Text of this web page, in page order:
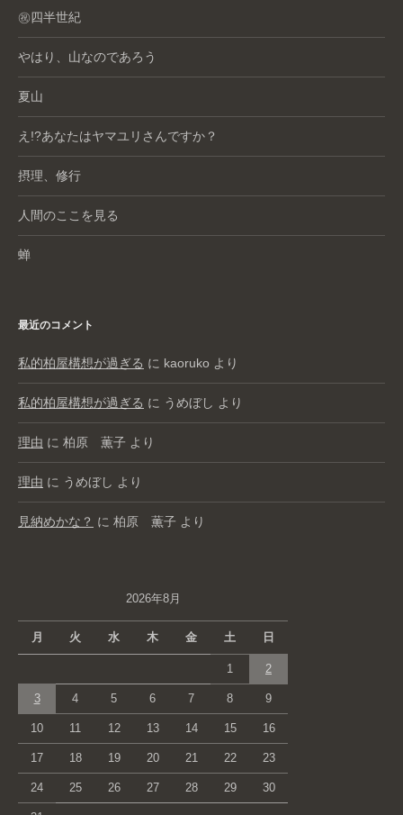
㊗️四半世紀
やはり、山なのであろう
夏山
え!?あなたはヤマユリさんですか？
摂理、修行
人間のここを見る
蝉
最近のコメント
私的柏屋構想が過ぎる に kaoruko より
私的柏屋構想が過ぎる に うめぼし より
理由 に 柏原 薫子 より
理由 に うめぼし より
見納めかな？ に 柏原 薫子 より
2026年8月
月 火 水 木 金 土 日
1 2
3 4 5 6 7 8 9
10 11 12 13 14 15 16
17 18 19 20 21 22 23
24 25 26 27 28 29 30